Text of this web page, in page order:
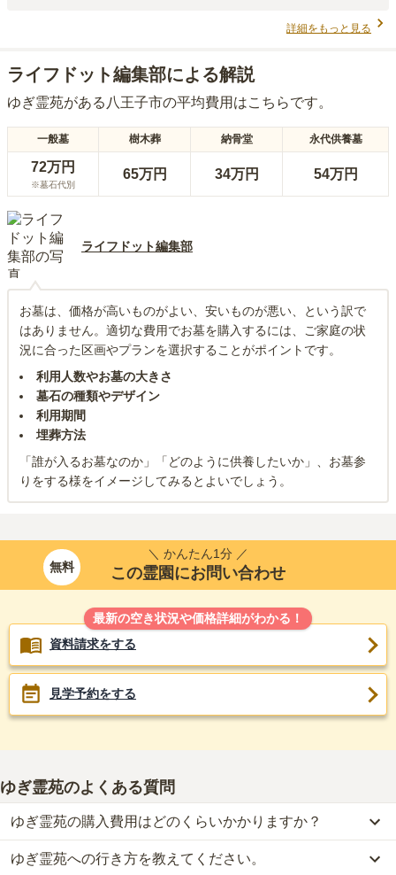
詳細をもっと見る
ライフドット編集部による解説
ゆぎ霊苑がある 八王子市の平均費用はこちらです。
一般墓 樹木葬 納骨堂 永代供養墓
72万円
※墓石代別
65万円 34万円 54万円
ライフドット編集部
お墓は、価格が高いものがよい、安いものが悪い、という訳で
はありません。適切な費用でお墓を購入するには、ご家庭の状
況に合った区画やプランを選択することがポイントです。
利用人数やお墓の大きさ
墓石の種類やデザイン
利用期間
埋葬方法
「誰が入るお墓なのか」「どのように供養したいか」、お墓参
りをする様をイメージしてみるとよいでしょう。
無料
＼ かんたん1分 ／
この霊園にお問い合わせ
最新の空き状況や価格詳細がわかる！
資料請求をする
見学予約をする
ゆぎ霊苑のよくある質問
ゆぎ霊苑の購入費用はどのくらいかかりますか？
ゆぎ霊苑では、一般墓が約82.9万円から、樹木葬が約15万円から、
ゆぎ霊苑への行き方を教えてください。